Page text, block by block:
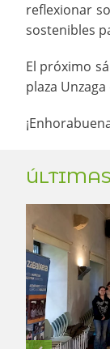
reflexionar
sostenibles
El próximo
plaza